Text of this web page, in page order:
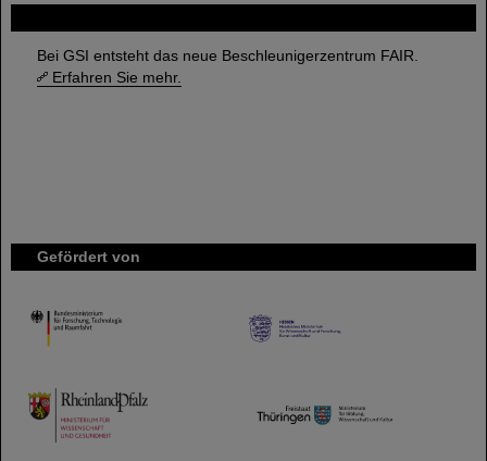
Bei GSI entsteht das neue Beschleunigerzentrum FAIR.
Erfahren Sie mehr.
Gefördert von
HMWK
TMWWDG